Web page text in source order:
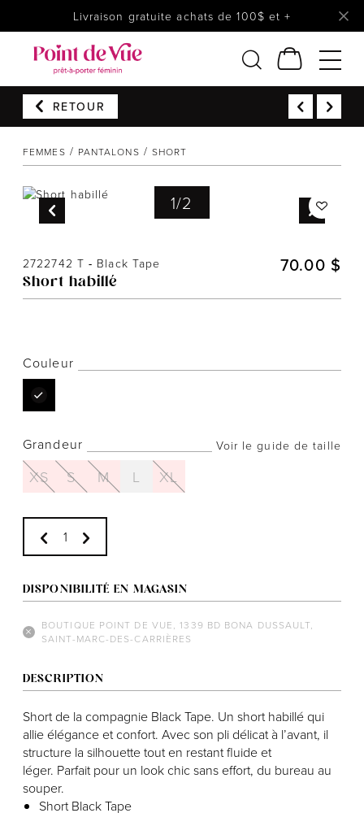
Livraison gratuite achats de 100$ et +
Lingerie
Chaussures
Prêt à reporter
Notre histoire
L'équipe
RETOUR
FEMMES PANTALONS SHORT
1/2
2722742 T - Black Tape
Short habillé
70.00 $
Couleur
Grandeur Voir le guide de taille
XS S M L XL
DISPONIBILITÉ EN MAGASIN
BOUTIQUE POINT DE VUE, 1339 BD BONA DUSSAULT,
SAINT-MARC-DES-CARRIÈRES
DESCRIPTION
Short de la compagnie Black Tape. Un short habillé qui
allie élégance et confort. Avec son pli délicat à l’avant, il
structure la silhouette tout en restant fluide et
léger. Parfait pour un look chic sans effort, du bureau au
souper.
Short Black Tape